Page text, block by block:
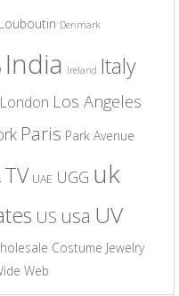
Denmark
India Ireland Italy
London Los Angeles
Paris Park Avenue
TV UAE UGG uk
US usa UV
Costume Jewelry
Web